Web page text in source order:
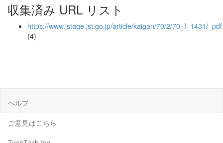
収集済み URL リスト
https://www.jstage.jst.go.jp/article/kaigan/70/2/70_I_1431/_pdf
(4)
ヘルプ
ご意見はこちら